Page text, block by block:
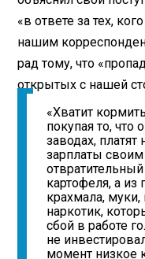
«в ответе за тех,
нашим
рад тому, что
открытых с нашей
«Хватит
покупая то, что
заводах, платят
зарплаты
картофеля, а
крахмала,
наркотик,
сбой в работе
не
момент низкое